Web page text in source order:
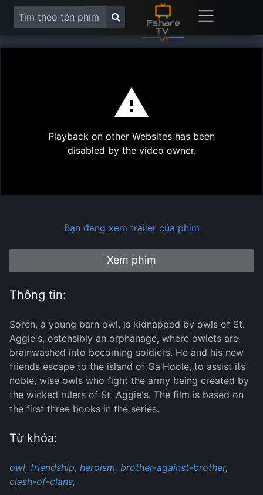
Play
Playback on other Websites has been
disabled by the video owner.
Bạn đang xem trailer của phim
Xem phim
Thông tin:
Soren, a young barn owl, is kidnapped by owls of St.
Aggie's, ostensibly an orphanage, where owlets are
brainwashed into becoming soldiers. He and his new
friends escape to the island of Ga'Hoole, to assist its
noble, wise owls who fight the army being created by
the wicked rulers of St. Aggie's. The film is based on
the first three books in the series.
Từ khóa:
owl, friendship, heroism, brother-against-brother,
clash-of-clans,